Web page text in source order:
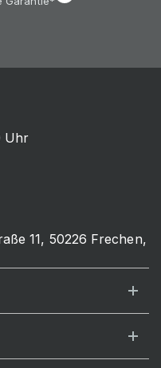
Uhr
11, 50226 Frechen,